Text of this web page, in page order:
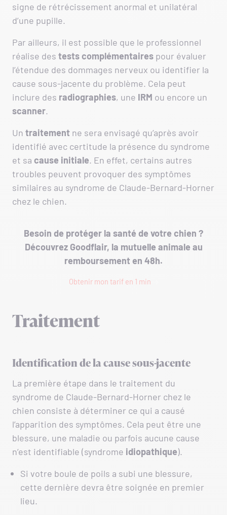
signe de rétrécissement anormal et unilatéral
d’une pupille.
Par ailleurs, il est possible que le professionnel
réalise des tests complémentaires pour évaluer
l’étendue des dommages nerveux ou identifier la
cause sous-jacente du problème. Cela peut
inclure des radiographies, une IRM ou encore un
scanner.
Un traitement ne sera envisagé qu’après avoir
identifié avec certitude la présence du syndrome
et sa cause initiale. En effet, certains autres
troubles peuvent provoquer des symptômes
similaires au syndrome de Claude-Bernard-Horner
chez le chien.
Besoin de protéger la santé de votre chien ?
Découvrez Goodflair, la mutuelle animale au
remboursement en 48h.
Obtenir mon tarif en 1 min
Traitement
Identification de la cause sous-jacente
La première étape dans le traitement du
syndrome de Claude-Bernard-Horner chez le
chien consiste à déterminer ce qui a causé
l’apparition des symptômes. Cela peut être une
blessure, une maladie ou parfois aucune cause
n’est identifiable (syndrome idiopathique).
Si votre boule de poils a subi une blessure,
cette dernière devra être soignée en premier
lieu.